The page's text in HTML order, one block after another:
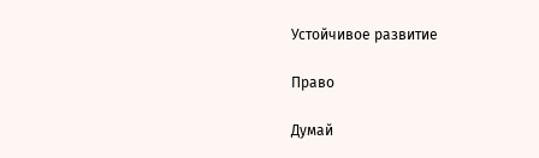
Устойчивое развитие
Право
Думай